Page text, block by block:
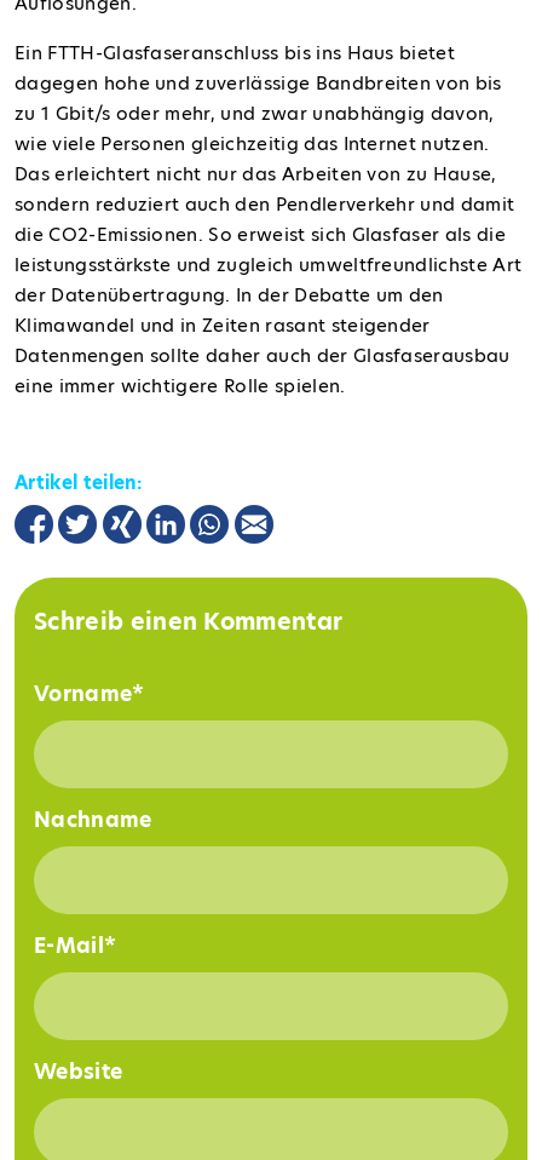
Ein FTTH-Glasfaseranschluss bis ins Haus bietet
dagegen hohe und zuverlässige Bandbreiten von bis
zu 1 Gbit/s oder mehr, und zwar unabhängig davon,
wie viele Personen gleichzeitig das Internet nutzen.
Das erleichtert nicht nur das Arbeiten von zu Hause,
sondern reduziert auch den Pendlerverkehr und damit
die CO2-Emissionen. So erweist sich Glasfaser als die
leistungsstärkste und zugleich umweltfreundlichste Art
der Datenübertragung. In der Debatte um den
Klimawandel und in Zeiten rasant steigender
Datenmengen sollte daher auch der Glasfaserausbau
eine immer wichtigere Rolle spielen.
Artikel teilen:
Schreib einen Kommentar
Vorname*
Nachname
E-Mail*
Website